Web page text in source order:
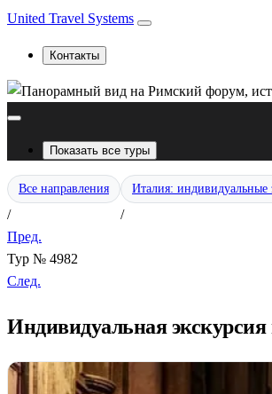
United Travel Systems
Контакты
Показать все туры
Все направления
/
Италия: индивидуальные
/
Пред.
Тур № 4982
След.
Индивидуальная